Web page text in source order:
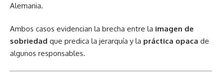
Alemania.
Ambos casos evidencian la brecha entre la imagen de
sobriedad que predica la jerarquía y la práctica opaca de
algunos responsables.